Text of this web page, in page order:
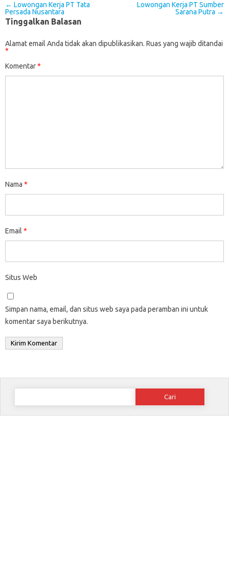
Post navigation
← Lowongan Kerja PT Tata
Persada Nusantara
Lowongan Kerja PT Sumber
Sarana Putra →
Tinggalkan Balasan
Alamat email Anda tidak akan dipublikasikan. Ruas yang wajib ditandai
*
Komentar*
Nama *
Email *
Situs Web
Simpan nama, email, dan situs web saya pada peramban ini untuk
komentar saya berikutnya.
Cari